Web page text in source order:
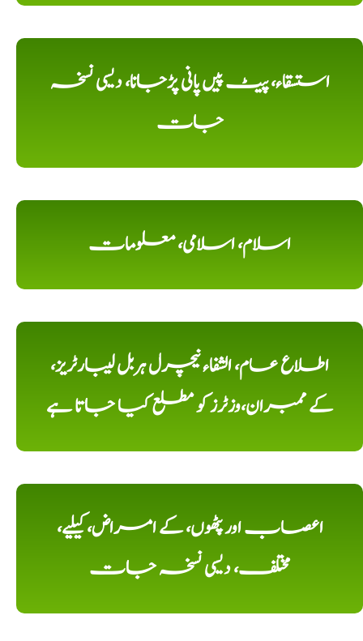
استسقاء، پیٹ پیں پانی پڑجانا، دیسی نسخہ
جات
اسلام، اسلامی، معلومات
اطلاع عام، الشفاء نیچرل ہربل لیبارٹریز،
کے ممبران،وزٹرز کو مطلع کیا جاتا ہے
اعصاب اور پٹھوں، کے امراض، کیلیے،
مختلف، دیسی نسخہ جات